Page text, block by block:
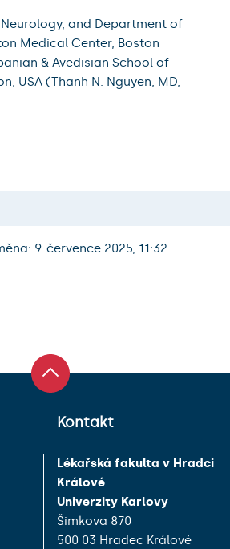
and Department of
Medical Center, Boston
& Avedisian School of
USA (Thanh N. Nguyen, MD,
9. července 2025, 11:32
Kontakt
Lékařská fakulta v Hradci
Králové
Univerzity Karlovy
Šimkova 870
500 03 Hradec Králové